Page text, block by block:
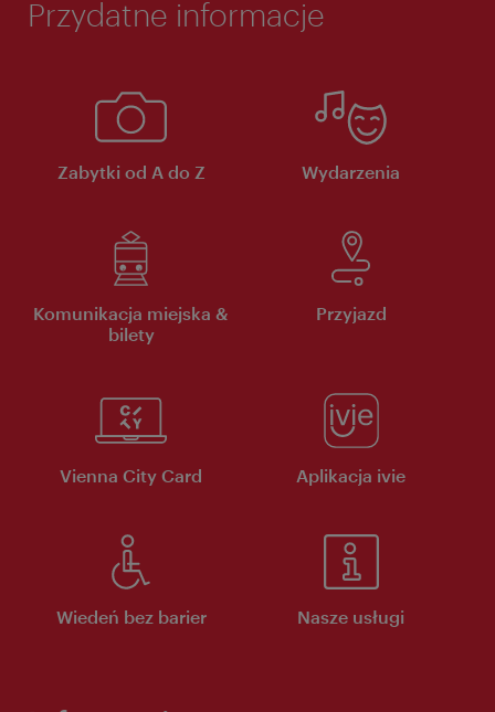
Przydatne informacje
Zabytki od A do Z Wydarzenia
Komunikacja miejska &
bilety
Przyjazd
Vienna City Card Aplikacja ivie
Wiedeń bez barier Nasze usługi